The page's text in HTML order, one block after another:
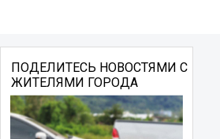
ПОДЕЛИТЕСЬ НОВОСТЯМИ С
ЖИТЕЛЯМИ ГОРОДА